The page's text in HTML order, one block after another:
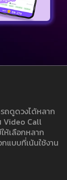
ถดูดวงได้หลาก
Video Call
เลือกหลาก
แบบที่เน้นใช้งาน